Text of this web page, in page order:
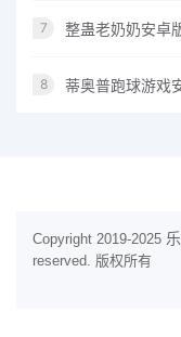
7 整蛊老奶奶安卓
8 蒂奥普跑球游戏
Copyright 2019-2025
reserved. 版权所有